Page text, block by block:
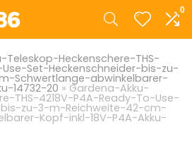
0
Teleskop-Heckenschere-THS-
Set-Heckenschneider-bis-zu-
Schwertlange-abwinkelbarer-
14732-20 » Gardena-Akku-
THS-4218V-P4A-Ready-To-Use-
bis-zu-3-m-Reichweite-42-cm-
Kopf-inkl-18V-P4A-Akku-